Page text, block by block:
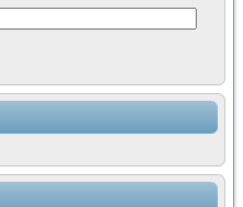
операционных
на основе цифровой
для математического
создания измерителя ВАХ
генератора сигналов -
модуля с высоким
радиолокационного